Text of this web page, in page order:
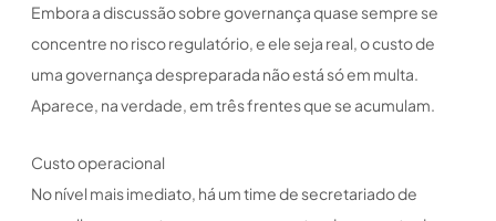
Embora a discussão sobre governança quase sempre se
concentre no risco regulatório, e ele seja real, o custo de
uma governança despreparada não está só em multa.
Aparece, na verdade, em três frentes que se acumulam.
Custo operacional
No nível mais imediato, há um time de secretariado de